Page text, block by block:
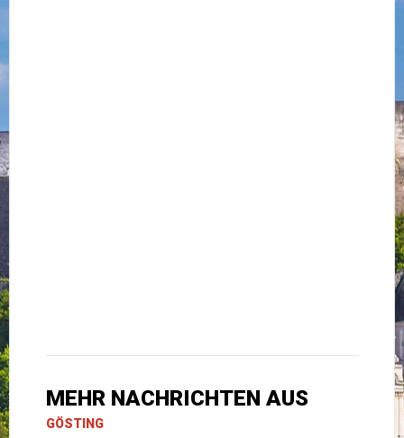
MEHR NACHRICHTEN AUS
GÖSTING